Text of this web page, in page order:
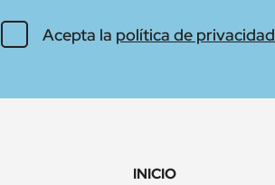
Acepta la política de privacidad
INICIO